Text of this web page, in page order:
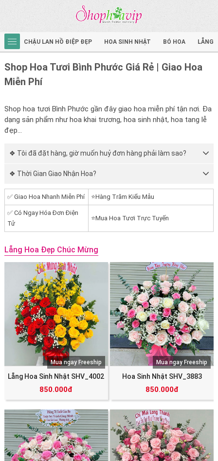
CHẬU LAN HỒ ĐIỆP ĐẸP HOA SINH NHẬT BÓ HOA LẴNG
Shop Hoa Tươi Bình Phước Giá Rẻ | Giao Hoa
Miễn Phí
Shop hoa tươi Bình Phước gần đây giao hoa miễn phí tận nơi. Đa
dạng sản phẩm như hoa khai trương, hoa sinh nhật, hoa tang lễ
đẹp...
❖ Tôi đã đặt hàng, giờ muốn huỷ đơn hàng phải làm sao?
❖ Thời Gian Giao Nhận Hoa?
✅ Giao Hoa Nhanh Miễn Phí ⭐Hàng Trăm Kiểu Mẫu
✅ Có Ngay Hóa Đơn Điện
Tử
⭐Mua Hoa Tươi Trực Tuyến
Lẵng Hoa Đẹp Chúc Mừng
Lẵng Hoa Sinh Nhật SHV_4002
850.000đ
Mua ngay Freeship
Hoa Sinh Nhật SHV_3883
850.000đ
Mua ngay Freeship